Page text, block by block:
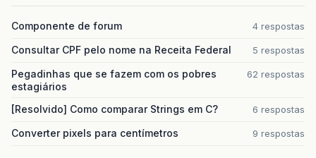
Componente de forum 4 respostas
Consultar CPF pelo nome na Receita Federal 5 respostas
Pegadinhas que se fazem com os pobres
estagiários
62 respostas
[Resolvido] Como comparar Strings em C? 6 respostas
Converter pixels para centímetros 9 respostas